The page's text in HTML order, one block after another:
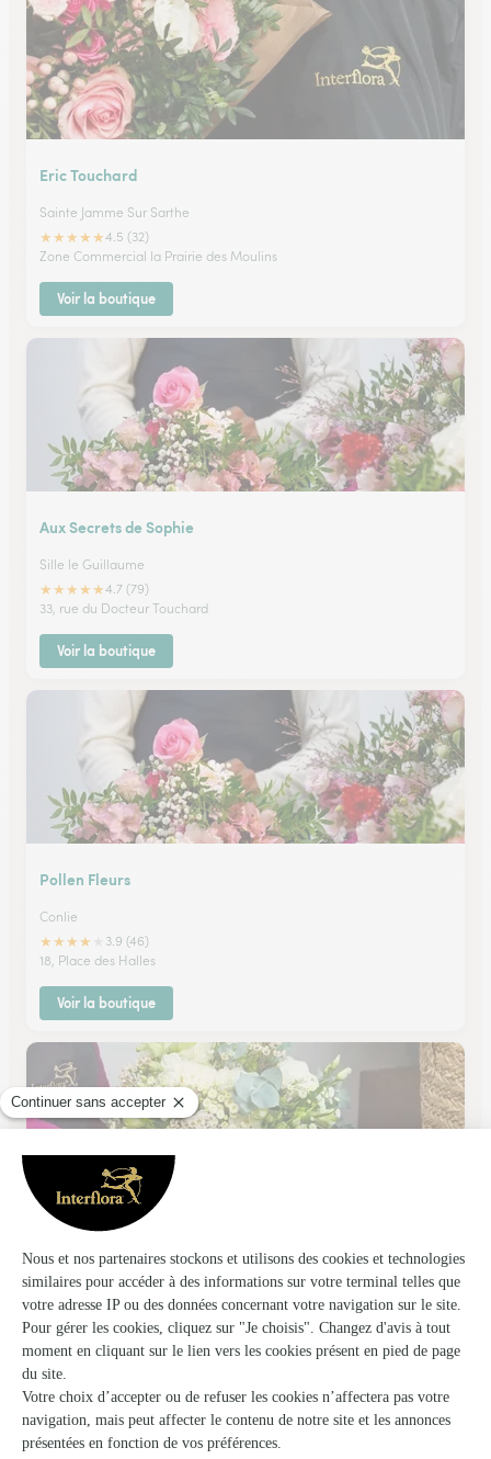
Eric Touchard
Sainte Jamme Sur Sarthe
★★★★★4.5 (32)
Zone Commercial la Prairie des Moulins
Voir la boutique
Aux Secrets de Sophie
Sille le Guillaume
★★★★★4.7 (79)
33, rue du Docteur Touchard
Voir la boutique
Pollen Fleurs
Conlie
★★★★
3.9 (46)
18, Place des Halles
Voir la boutique
Le Lac Fleuri
Le Mele Sur Sarthe
★
32, rue Libcany
Voir la boutique